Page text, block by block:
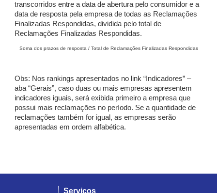
transcorridos entre a data de abertura pelo consumidor e a
data de resposta pela empresa de todas as Reclamações
Finalizadas Respondidas, dividida pelo total de
Reclamações Finalizadas Respondidas.
Soma dos prazos de resposta / Total de Reclamações Finalizadas Respondidas
Obs: Nos rankings apresentados no link “Indicadores” –
aba “Gerais”, caso duas ou mais empresas apresentem
indicadores iguais, será exibida primeiro a empresa que
possui mais reclamações no período. Se a quantidade de
reclamações também for igual, as empresas serão
apresentadas em ordem alfabética.
Serviços